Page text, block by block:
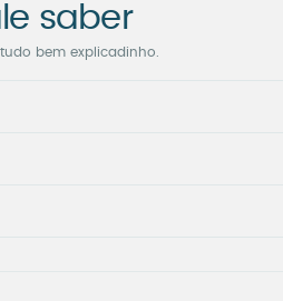
saber
bem explicadinho.